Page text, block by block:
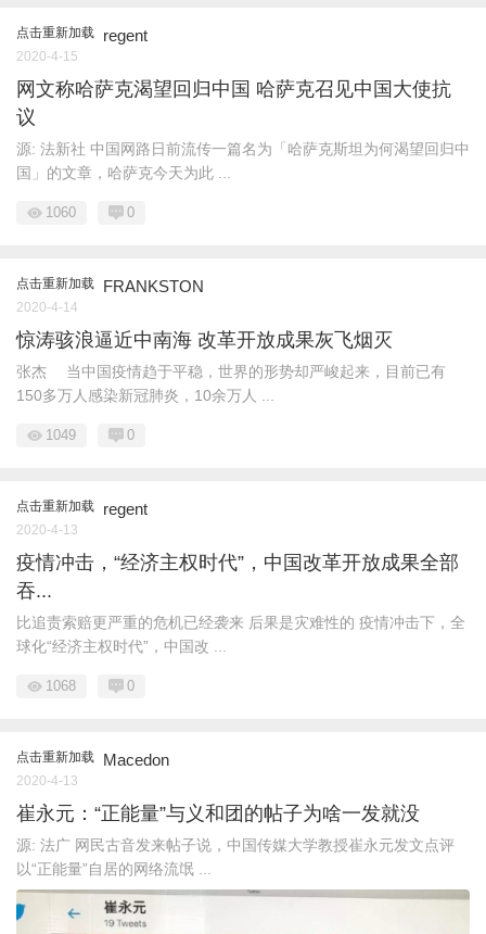
点击重新加载 regent
2020-4-15
网文称哈萨克渴望回归中国 哈萨克召见中国大使抗
议
源: 法新社 中国网路日前流传一篇名为「哈萨克斯坦为何渴望回归中
国」的文章，哈萨克今天为此 ...
1060 0
点击重新加载 FRANKSTON
2020-4-14
惊涛骇浪逼近中南海 改革开放成果灰飞烟灭
张杰 当中国疫情趋于平稳，世界的形势却严峻起来，目前已有
150多万人感染新冠肺炎，10余万人 ...
1049 0
点击重新加载 regent
2020-4-13
疫情冲击，“经济主权时代”，中国改革开放成果全部
吞...
比追责索赔更严重的危机已经袭来 后果是灾难性的 疫情冲击下，全
球化“经济主权时代”，中国改 ...
1068 0
点击重新加载 Macedon
2020-4-13
崔永元：“正能量”与义和团的帖子为啥一发就没
源: 法广 网民古音发来帖子说，中国传媒大学教授崔永元发文点评
以“正能量”自居的网络流氓 ...